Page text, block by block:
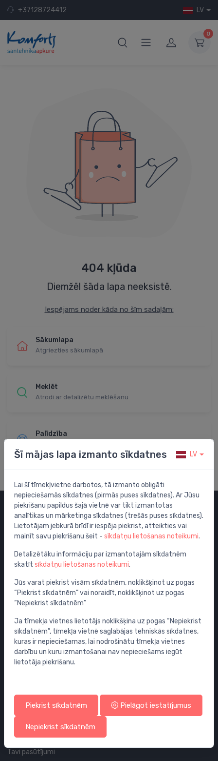
+37128724412 LV
0
404 kļūda
Diemžēl šāda lapa neeksistē.
Iespējams noder kāda no šīm sadaļām:
Sākumlapa
Atgriezties sākumlapā
Meklēt
Atrodi ar detalizētu meklēšanu
Palīdzība
Kategorijas
Izpārdošana
Maisītāji
Izlietnes
Tualetes podi
Vannas
Dušas
Vannas istabas piederumi
Mēbeles
Rāmji un skalošanas sistēmas
Sifoni
Cauruļvadi un Veidgabali
Profila un piegādes informācija
Tavs konts
Tavi pasūtījumi
Šī mājas lapa izmanto sīkdatnes LV
Lai šī tīmekļvietne darbotos, tā izmanto obligāti
nepieciešamās sīkdatnes (pirmās puses sīkdatnes). Ar Jūsu
piekrišanu papildus šajā vietnē var tikt izmantotas
analītikas un mārketinga sīkdatnes (trešās puses sīkdatnes).
Lietotājam jebkurā brīdī ir iespēja piekrist, atteikties vai
mainīt savu piekrišanu šeit - sīkdatņu lietošanas noteikumi.
Detalizētāku informāciju par izmantotajām sīkdatnēm
skatīt sīkdatņu lietošanas noteikumi.
Jūs varat piekrist visām sīkdatnēm, noklikšķinot uz pogas
“Piekrist sīkdatnēm” vai noraidīt, noklikšķinot uz pogas
“Nepiekrist sīkdatnēm”
Ja tīmekļa vietnes lietotājs noklikšķina uz pogas “Nepiekrist
sīkdatnēm”, tīmekļa vietnē saglabājas tehniskās sīkdatnes,
kuras ir nepieciešamas, lai nodrošinātu tīmekļa vietnes
darbību un kuru izmantošanai nav nepieciešams iegūt
lietotāja piekrišanu.
Piekrist sīkdatnēm Pielāgot iestatījumus
Nepiekrist sīkdatnēm